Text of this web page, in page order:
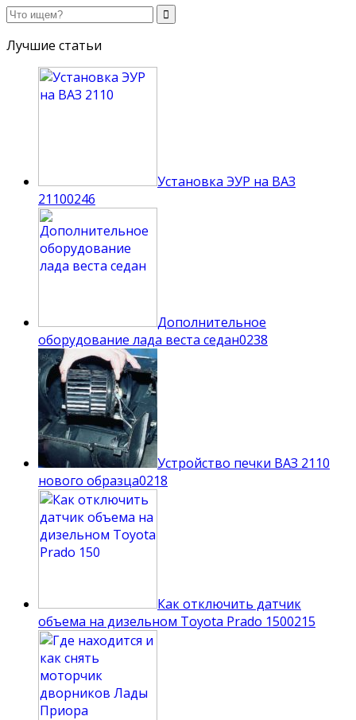
Лучшие статьи
Установка ЭУР на ВАЗ
21100246
Дополнительное
оборудование лада веста седан0238
Устройство печки ВАЗ 2110
нового образца0218
Как отключить датчик
объема на дизельном Toyota Prado 1500215